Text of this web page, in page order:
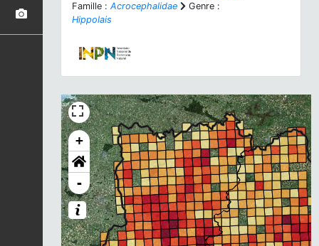
Famille : Acrocephalidae
Genre :
Hippolais
+
-